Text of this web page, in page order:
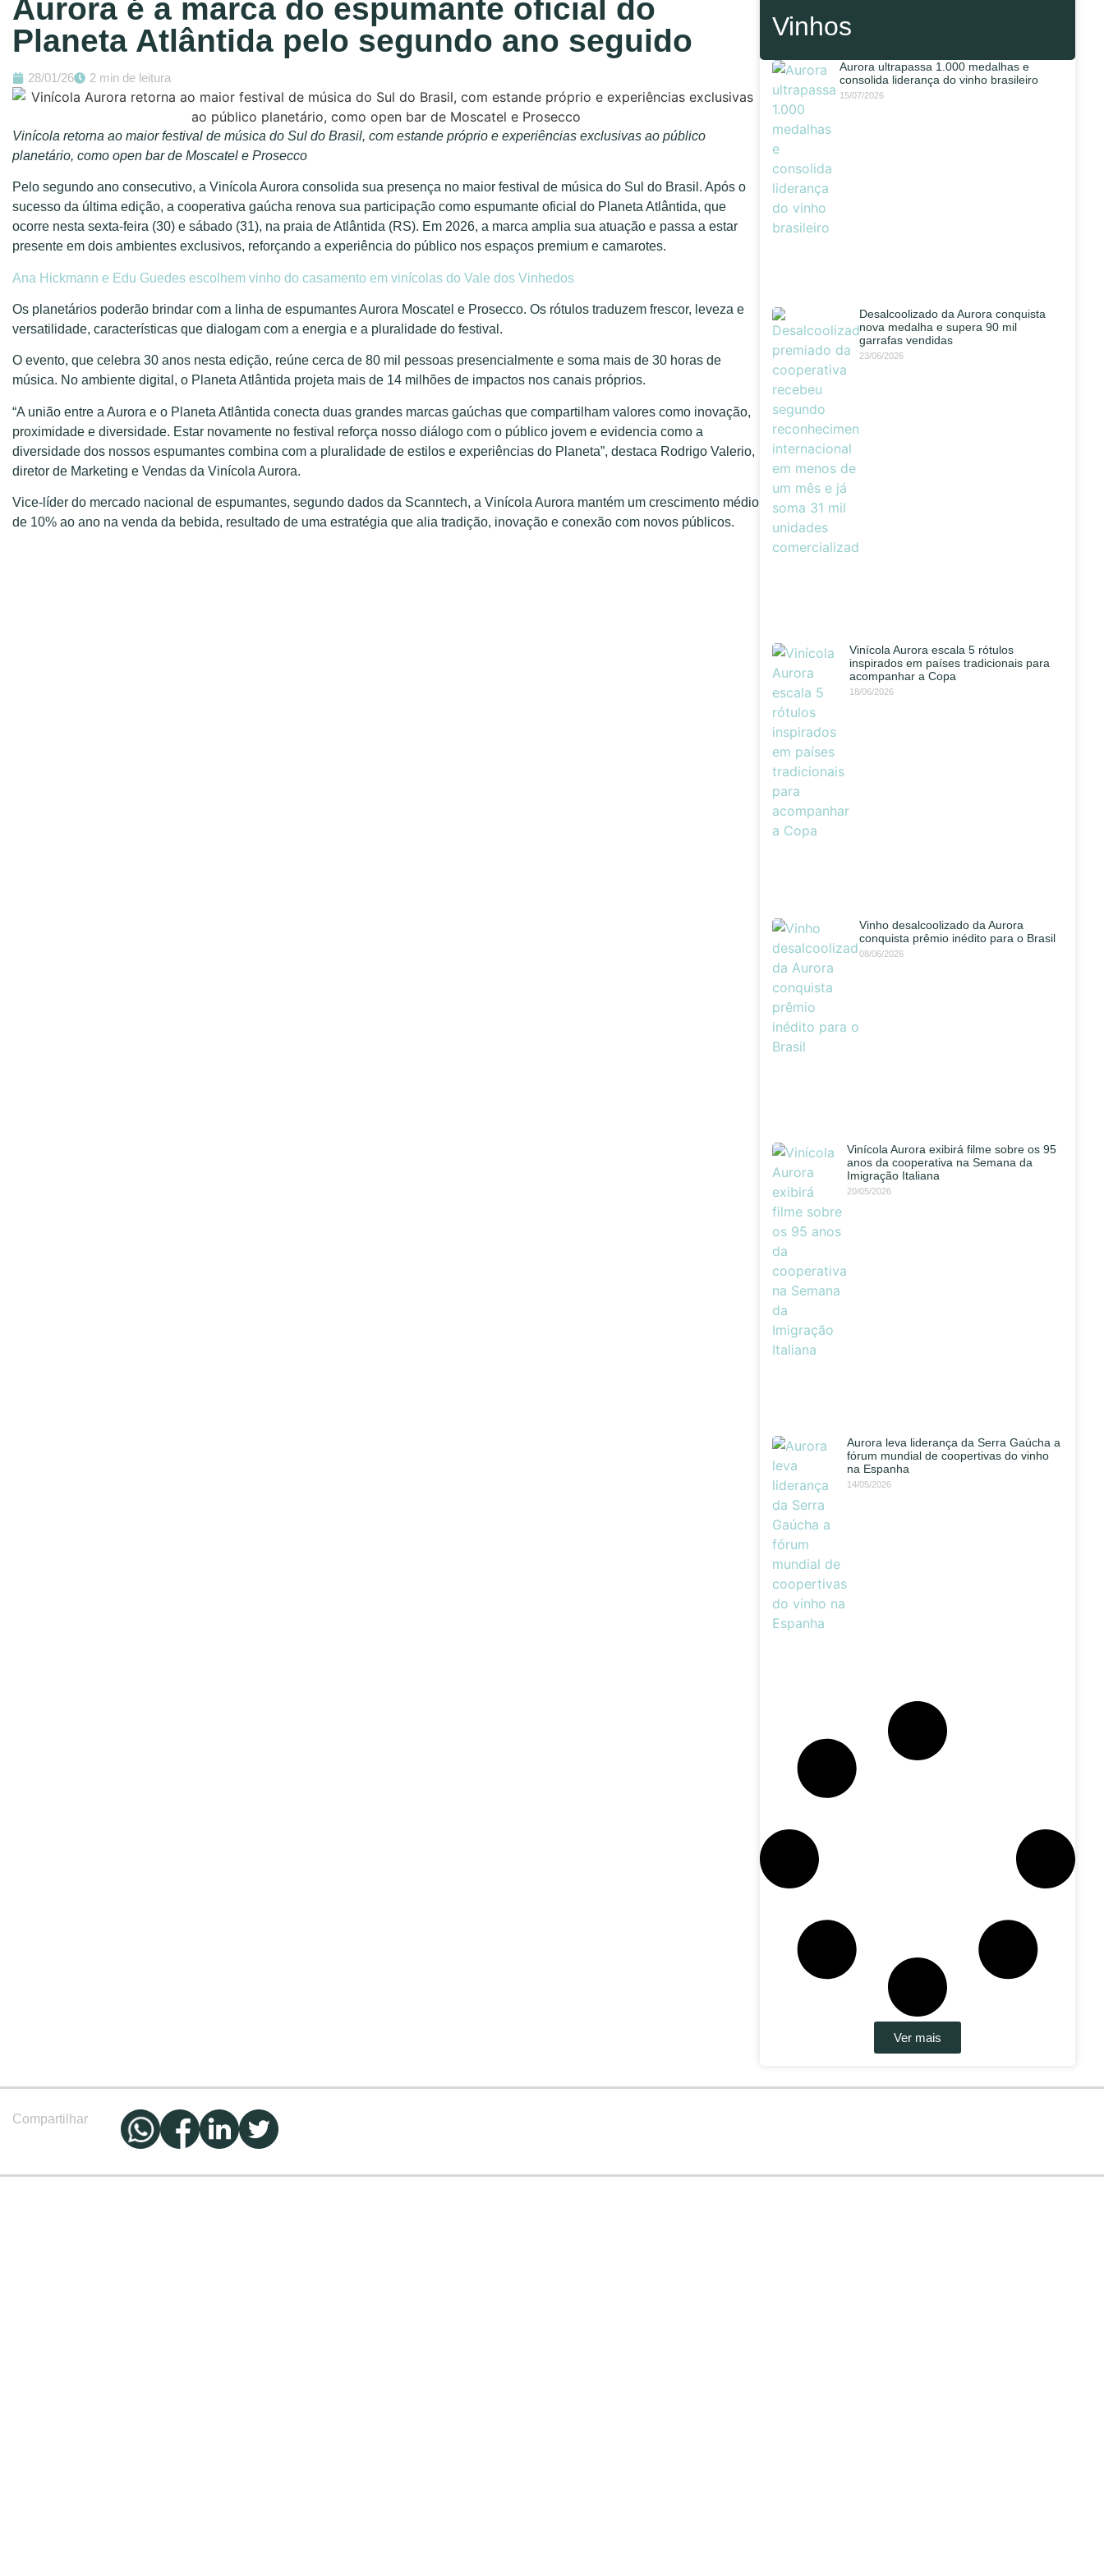
Aurora é a marca do espumante oficial do
Planeta Atlântida pelo segundo ano seguido
28/01/26 2 min de leitura
Vinícola retorna ao maior festival de música do Sul do Brasil, com estande próprio e experiências exclusivas ao público
planetário, como open bar de Moscatel e Prosecco
Pelo segundo ano consecutivo, a Vinícola Aurora consolida sua presença no maior festival de música do Sul do Brasil. Após o
sucesso da última edição, a cooperativa gaúcha renova sua participação como espumante oficial do Planeta Atlântida, que
ocorre nesta sexta-feira (30) e sábado (31), na praia de Atlântida (RS). Em 2026, a marca amplia sua atuação e passa a estar
presente em dois ambientes exclusivos, reforçando a experiência do público nos espaços premium e camarotes.
Ana Hickmann e Edu Guedes escolhem vinho do casamento em vinícolas do Vale dos Vinhedos
Os planetários poderão brindar com a linha de espumantes Aurora Moscatel e Prosecco. Os rótulos traduzem frescor, leveza e
versatilidade, características que dialogam com a energia e a pluralidade do festival.
O evento, que celebra 30 anos nesta edição, reúne cerca de 80 mil pessoas presencialmente e soma mais de 30 horas de
música. No ambiente digital, o Planeta Atlântida projeta mais de 14 milhões de impactos nos canais próprios.
“A união entre a Aurora e o Planeta Atlântida conecta duas grandes marcas gaúchas que compartilham valores como inovação,
proximidade e diversidade. Estar novamente no festival reforça nosso diálogo com o público jovem e evidencia como a
diversidade dos nossos espumantes combina com a pluralidade de estilos e experiências do Planeta”, destaca Rodrigo Valerio,
diretor de Marketing e Vendas da Vinícola Aurora.
Vice-líder do mercado nacional de espumantes, segundo dados da Scanntech, a Vinícola Aurora mantém um crescimento médio
de 10% ao ano na venda da bebida, resultado de uma estratégia que alia tradição, inovação e conexão com novos públicos.
Vinhos
Aurora ultrapassa 1.000 medalhas e
consolida liderança do vinho brasileiro
15/07/2026
Desalcoolizado da Aurora conquista
nova medalha e supera 90 mil
garrafas vendidas
23/06/2026
Vinícola Aurora escala 5 rótulos
inspirados em países tradicionais para
acompanhar a Copa
18/06/2026
Vinho desalcoolizado da Aurora
conquista prêmio inédito para o Brasil
08/06/2026
Vinícola Aurora exibirá filme sobre os 95
anos da cooperativa na Semana da
Imigração Italiana
20/05/2026
Aurora leva liderança da Serra Gaúcha a
fórum mundial de coopertivas do vinho
na Espanha
14/05/2026
Ver mais
Compartilhar